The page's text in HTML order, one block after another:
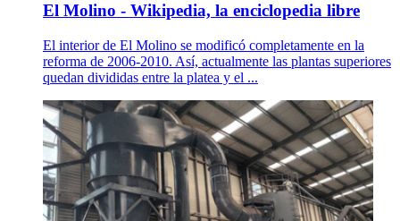
El Molino - Wikipedia, la enciclopedia libre
El interior de El Molino se modificó completamente en la
reforma de 2006-2010. Así, actualmente las plantas superiores
quedan divididas entre la platea y el ...